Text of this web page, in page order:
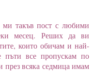
ми такъв пост с любими
месец. Реших да ви
които обичам и най-
пъти все пропускам по
през всяка седмица имам